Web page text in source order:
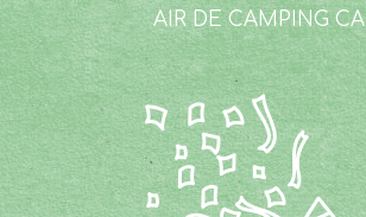
AIR DE CAMPING